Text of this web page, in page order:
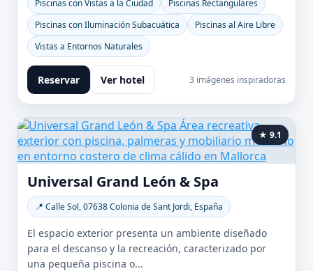
Piscinas con Vistas a la Ciudad
Piscinas Rectangulares
Piscinas con Iluminación Subacuática
Piscinas al Aire Libre
Vistas a Entornos Naturales
Reservar Ver hotel 3 imágenes inspiradoras
★ 9.1
Universal Grand León & Spa
📍 Calle Sol, 07638 Colonia de Sant Jordi, España
El espacio exterior presenta un ambiente diseñado
para el descanso y la recreación, caracterizado por
una pequeña piscina o...